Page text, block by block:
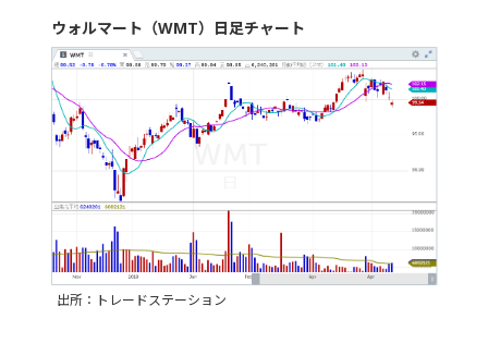
ウォルマート（WMT）日足チャート
出所：トレードステーション